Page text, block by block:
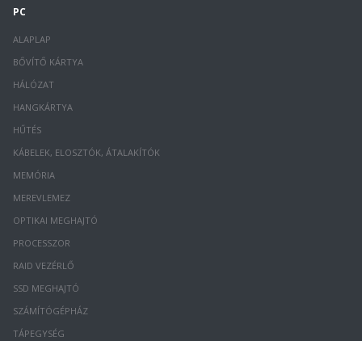
PC
ALAPLAP
BŐVÍTŐ KÁRTYA
HÁLÓZAT
HANGKÁRTYA
HŰTÉS
KÁBELEK, ELOSZTÓK, ÁTALAKÍTÓK
MEMÓRIA
MEREVLEMEZ
OPTIKAI MEGHAJTÓ
PROCESSZOR
RAID VEZÉRLŐ
SSD MEGHAJTÓ
SZÁMÍTÓGÉPHÁZ
TÁPEGYSÉG